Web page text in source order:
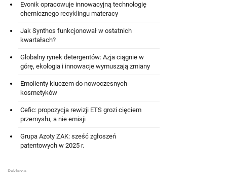
Evonik opracowuje innowacyjną technologię
chemicznego recyklingu materacy
Jak Synthos funkcjonował w ostatnich
kwartałach?
Globalny rynek detergentów: Azja ciągnie w
górę, ekologia i innowacje wymuszają zmiany
Emolienty kluczem do nowoczesnych
kosmetyków
Cefic: propozycja rewizji ETS grozi cięciem
przemysłu, a nie emisji
Grupa Azoty ZAK: sześć zgłoszeń
patentowych w 2025 r.